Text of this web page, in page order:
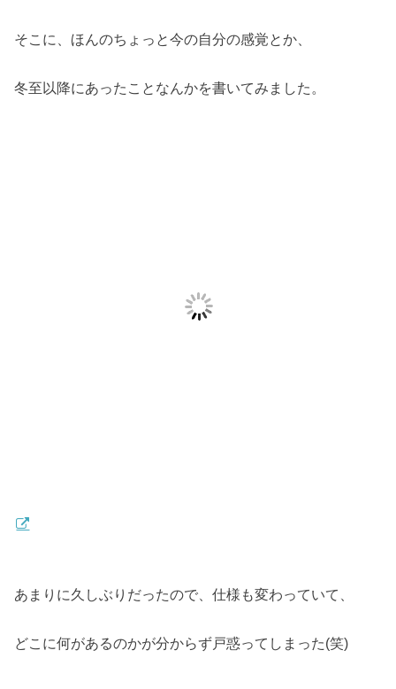
そこに、ほんのちょっと今の自分の感覚とか、
冬至以降にあったことなんかを書いてみました。
あまりに久しぶりだったので、仕様も変わっていて、
どこに何があるのかが分からず戸惑ってしまった(笑)